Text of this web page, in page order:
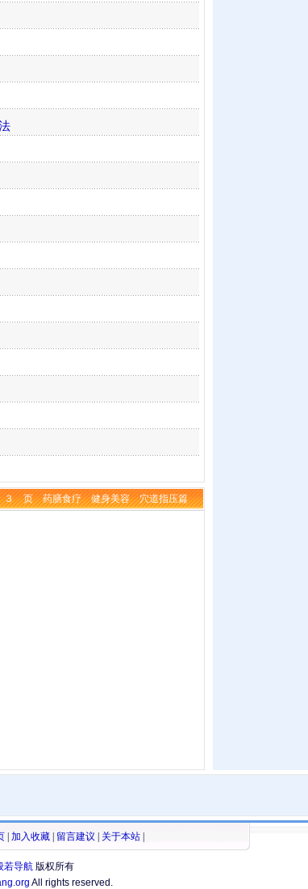
３页药膳食疗 健身美容 穴道指压篇
加入收藏 留言建议 关于本站
若导航版权所有
All rights reserved.